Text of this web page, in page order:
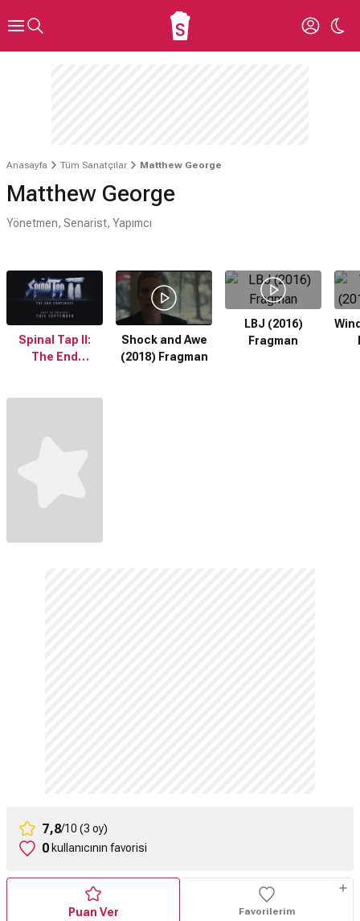
Anasayfa Tüm Sanatçılar Matthew George
Matthew George
Yönetmen, Senarist, Yapımcı
Spinal Tap II:
The End
Shock and Awe
(2018) Fragman
LBJ (2016)
Fragman
7,8/10 (3 oy)
0 kullanıcının favorisi
Puan Ver Favorilerim